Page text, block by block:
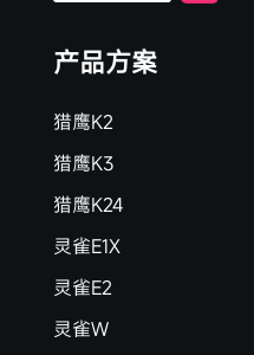
产品方案
猎鹰K2
猎鹰K3
猎鹰K24
灵雀E1X
灵雀E2
灵雀W